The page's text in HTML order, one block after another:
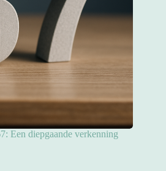
Een diepgaande verkenning